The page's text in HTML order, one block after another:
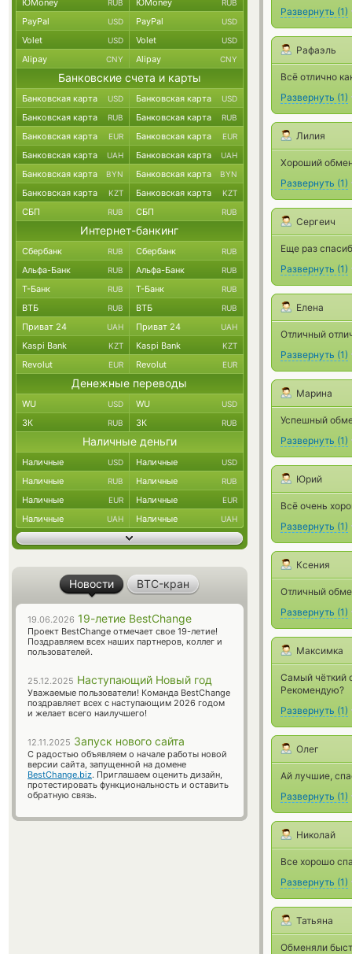
Развернуть (1)
Рафаэль
Всё отлично
Развернуть (1)
Лилия
Хороший
Развернуть (1)
Сергеич
Еще раз
Развернуть (1)
Елена
Отличный
Развернуть (1)
Марина
Успешный
Развернуть (1)
Юрий
Всё очень
Развернуть (1)
Ксения
Отличный
Развернуть (1)
Максимка
Самый чёткий
Рекомендую?
Развернуть (1)
Олег
Ай лучшие,
Развернуть (1)
Николай
Все хорошо
Развернуть (1)
Татьяна
Обменяли
ЮMoney RUB ЮMoney RUB
PayPal USD PayPal USD
Volet USD Volet USD
Alipay CNY Alipay CNY
Банковские счета и карты
Банковская карта USD Банковская карта USD
Банковская карта RUB Банковская карта RUB
Банковская карта EUR Банковская карта EUR
Банковская карта UAH Банковская карта UAH
Банковская карта BYN Банковская карта BYN
Банковская карта KZT Банковская карта KZT
СБП RUB СБП RUB
Интернет-банкинг
Сбербанк RUB Сбербанк RUB
Альфа-Банк RUB Альфа-Банк RUB
Т-Банк RUB Т-Банк RUB
ВТБ RUB ВТБ RUB
Приват 24 UAH Приват 24 UAH
Kaspi Bank KZT Kaspi Bank KZT
Revolut EUR Revolut EUR
Денежные переводы
WU USD WU USD
ЗК RUB ЗК RUB
Наличные деньги
Наличные USD Наличные USD
Наличные RUB Наличные RUB
Наличные EUR Наличные EUR
Наличные UAH Наличные UAH
Новости BTC-кран
19.06.2026 19-летие BestChange
Проект BestChange отмечает свое 19-летие!
Поздравляем всех наших партнеров, коллег и
пользователей.
25.12.2025 Наступающий Новый год
Уважаемые пользователи! Команда BestChange
поздравляет всех с наступающим 2026 годом
и желает всего наилучшего!
12.11.2025 Запуск нового сайта
С радостью объявляем о начале работы новой
версии сайта, запущенной на домене
BestChange.biz. Приглашаем оценить дизайн,
протестировать функциональность и оставить
обратную связь.